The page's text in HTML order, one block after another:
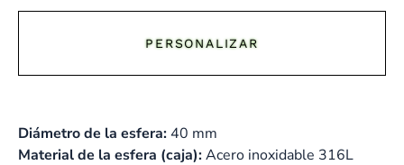
PERSONALIZAR
Diámetro de la esfera: 40 mm
Material de la esfera (caja):Acero inoxidable 316L